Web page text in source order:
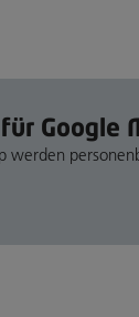
Google